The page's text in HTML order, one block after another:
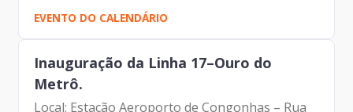
Prodam-SP - Prof. Dr. Felipe Chibás-Ortiz |
Coordenador...
EVENTO DO CALENDÁRIO
Inauguração da Linha 17–Ouro do
Metrô.
Local: Estação Aeroporto de Congonhas – Rua